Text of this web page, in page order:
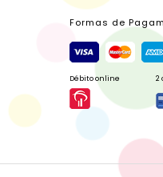
Formas de
Débito online 2